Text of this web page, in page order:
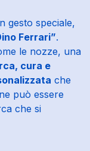
gesto speciale,
Ferrari”.
le nozze, una
cura e
che
può essere
che si